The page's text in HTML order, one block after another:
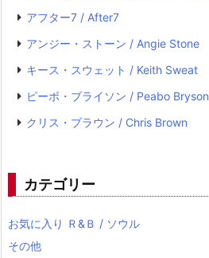
アフター7 / After7
アンジー・ストーン / Angie Stone
キース・スウェット / Keith Sweat
ピーボ・ブライソン / Peabo Bryson
クリス・ブラウン / Chris Brown
カテゴリー
お気に入り Ｒ&Ｂ / ソウル
その他